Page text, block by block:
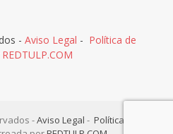
- Aviso Legal - Política de
REDTULP.COM
-Aviso Legal - Política de